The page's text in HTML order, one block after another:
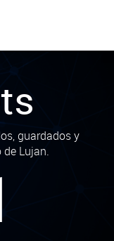
guardados y
Lujan.